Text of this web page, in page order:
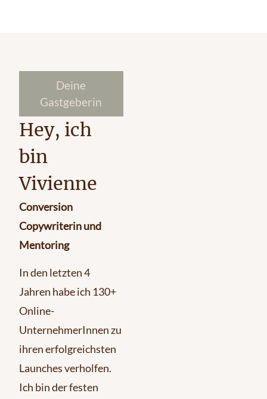
Deine
Gastgeberin
Hey, ich
bin
Vivienne
Conversion
Copywriterin und
Mentoring
In den letzten 4
Jahren habe ich 130+
Online-
UnternehmerInnen zu
ihren erfolgreichsten
Launches verholfen.
Ich bin der festen